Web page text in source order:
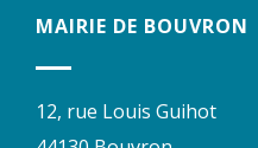
MAIRIE DE BOUVRON
12, rue Louis Guihot